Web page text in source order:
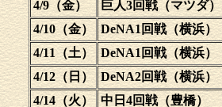
4/9（金）
巨人3回戦（マツダ）
4/10（金） DeNA1回戦（横浜）
4/11（土） DeNA1回戦（横浜）
4/12（日） DeNA2回戦（横浜）
4/14（火） 中日4回戦（豊橋）